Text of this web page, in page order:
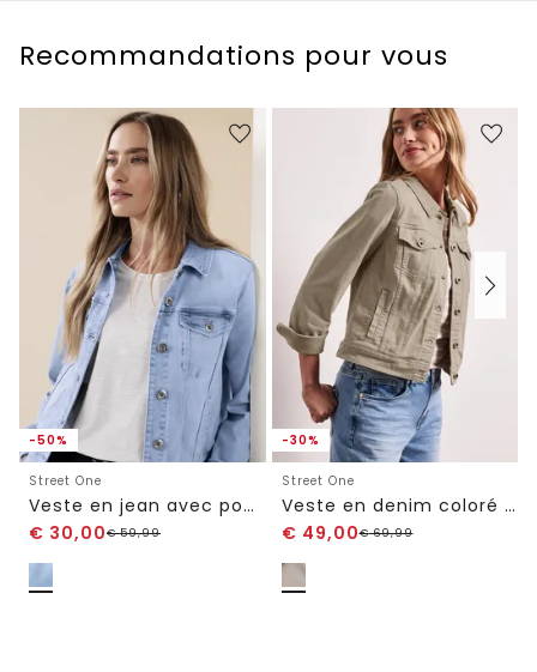
Recommandations pour vous
-50%
Street One
Veste en jean avec poches poitrine et boutons
€ 30,00€59,99
-30%
Street One
Veste en denim coloré avec poches
€ 49,00€69,99